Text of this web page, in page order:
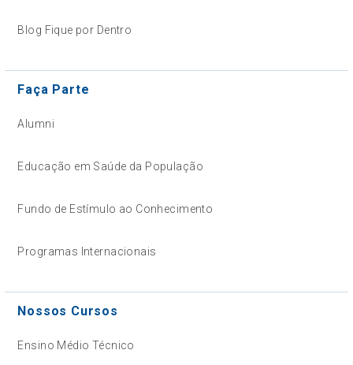
Blog Fique por Dentro
Faça Parte
Alumni
Educação em Saúde da População
Fundo de Estímulo ao Conhecimento
Programas Internacionais
Nossos Cursos
Ensino Médio Técnico